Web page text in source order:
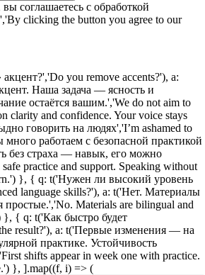
соглашаетесь с обработкой
clicking the button you agree to our
you remove accents?'), a:
Наша задача — ясность и
остаётся вашим.','We do not aim to
clarity and confidence. Your voice stays
говорить на людях','I’m ashamed to
работаем с безопасной практикой
без страха — навык, его можно
practice and support. Speaking without
}, { q: t('Нужен ли высокий уровень
language skills?'), a: t('Нет. Материалы
простые.','No. Materials are bilingual and
}, { q: t('Как быстро будет
the result?'), a: t('Первые изменения — на
практике. Устойчивость
shifts appear in week one with practice.
}, ].map((f, i) => (